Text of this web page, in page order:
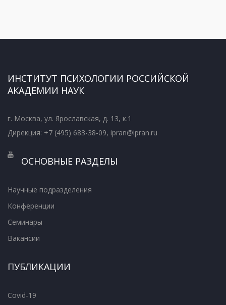
ИНСТИТУТ ПСИХОЛОГИИ РОССИЙСКОЙ
АКАДЕМИИ НАУК
г. Москва, ул. Ярославская, д. 13, к.1
Дирекция: +7 (495) 683-38-09, ipran@ipran.ru
ОСНОВНЫЕ РАЗДЕЛЫ
Научные подразделения
Конференции
Семинары
Вакансии
ПУБЛИКАЦИИ
Covid-19